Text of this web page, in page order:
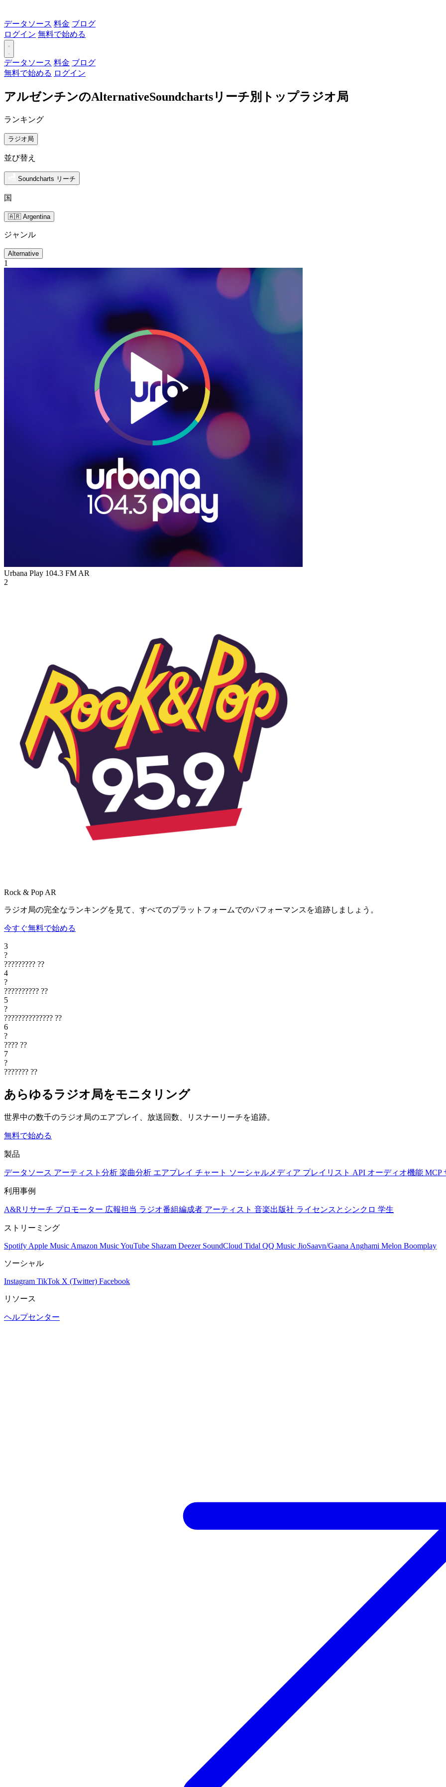
データソース 料金 ブログ
ログイン 無料で始める
データソース 料金 ブログ
無料で始める ログイン
アルゼンチンのAlternativeSoundchartsリーチ別トップラジオ局
ランキング
ラジオ局
並び替え
Soundcharts リーチ
国
🇦🇷 Argentina
ジャンル
Alternative
1
Urbana Play 104.3 FM AR
2
Rock & Pop AR
ラジオ局の完全なランキングを見て、すべてのプラットフォームでのパフォーマンスを追跡しましょう。
今すぐ無料で始める
3
?
????????? ??
4
?
?????????? ??
5
?
?????????????? ??
6
?
???? ??
7
?
??????? ??
あらゆるラジオ局をモニタリング
世界中の数千のラジオ局のエアプレイ、放送回数、リスナーリーチを追跡。
無料で始める
製品
データソース アーティスト分析 楽曲分析 エアプレイ チャート ソーシャルメディア プレイリスト API オーディオ機能 MCP
利用事例
A&Rリサーチ プロモーター 広報担当 ラジオ番組編成者 アーティスト 音楽出版社 ライセンスとシンクロ 学生
ストリーミング
Spotify Apple Music Amazon MusicYouTube Shazam Deezer SoundCloud Tidal QQ Music JioSaavn/Gaana Anghami Melon Boomplay
ソーシャル
Instagram TikTok X (Twitter) Facebook
リソース
ヘルプセンター